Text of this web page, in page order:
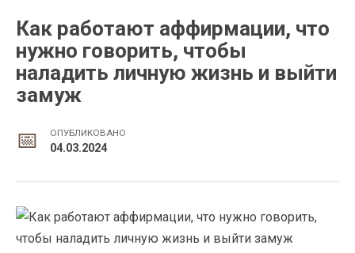
Search in content
Как работают аффирмации, что
нужно говорить, чтобы
наладить личную жизнь и выйти
замуж
ОПУБЛИКОВАНО
04.03.2024